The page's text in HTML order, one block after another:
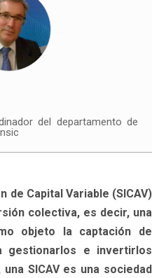
del departamento de
de Capital Variable (SICAV)
colectiva, es decir, una
objeto la captación de
gestionarlos e invertirlos
SICAV es una sociedad